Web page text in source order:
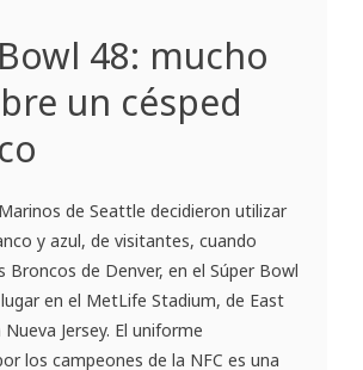
48: mucho
un césped
de Seattle decidieron utilizar
y azul, de visitantes, cuando
Broncos de Denver, en el Súper Bowl
en el MetLife Stadium, de East
Jersey. El uniforme
los campeones de la NFC es una